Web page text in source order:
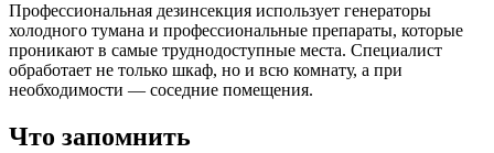
Профессиональная дезинсекция использует генераторы
холодного тумана и профессиональные препараты, которые
проникают в самые труднодоступные места. Специалист
обработает не только шкаф, но и всю комнату, а при
необходимости — соседние помещения.
Что запомнить